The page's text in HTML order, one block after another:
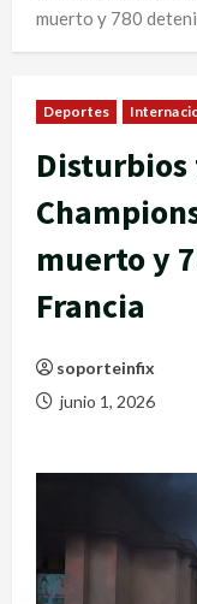
muerto y 780
Deportes
Disturbios
muerto y
Francia
soporteinfix
junio 1, 2026